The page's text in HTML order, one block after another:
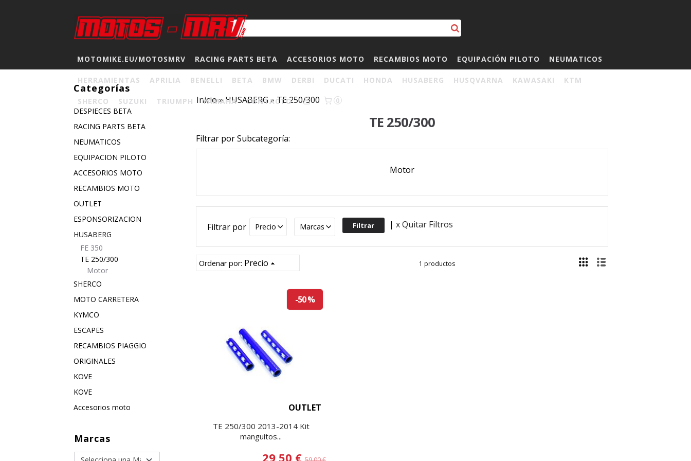
MOTOMIKE.EU/MOTOSMRV RACING PARTS BETA ACCESORIOS MOTO RECAMBIOS MOTO EQUIPACIÓN PILOTO NEUMATICOS
HERRAMIENTAS APRILIA BENELLI BETA BMW DERBI DUCATI HONDA HUSABERG HUSQVARNA KAWASAKI KTM
SHERCO SUZUKI TRIUMPH YAMAHA CONTACTO 0
Categorías
DESPIECES BETA
RACING PARTS BETA
NEUMATICOS
EQUIPACION PILOTO
ACCESORIOS MOTO
RECAMBIOS MOTO
OUTLET
ESPONSORIZACION
HUSABERG
FE 350
TE 250/300
Motor
SHERCO
MOTO CARRETERA
KYMCO
ESCAPES
RECAMBIOS PIAGGIO
ORIGINALES
KOVE
KOVE
Accesorios moto
Marcas
Inicio»HUSABERG»TE 250/300
TE 250/300
Filtrar por Subcategoría:
Motor
Filtrar por Precio Marcas | x Quitar Filtros
Ordenar por: Precio 1 productos
OUTLET
-50 %
TE 250/300 2013-2014 Kit
manguitos...
29,50 €